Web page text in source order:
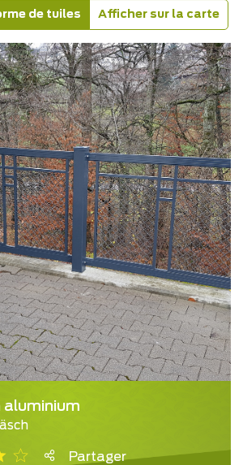
de tuiles Afficher sur la carte
aluminium
Partager